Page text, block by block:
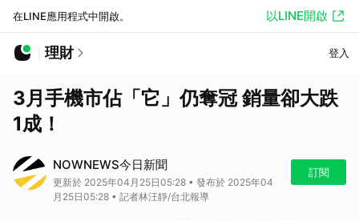
在LINE應用程式中開啟。 以LINE開啟
理財 登入
3月手機市佔「它」仍奪冠 銷量卻大跌
1成！
NOWNEWS今日新聞
更新於 2025年04月25日05:28 • 發布於 2025年04
月25日05:28 • 記者林汪靜/台北報導
訂閱